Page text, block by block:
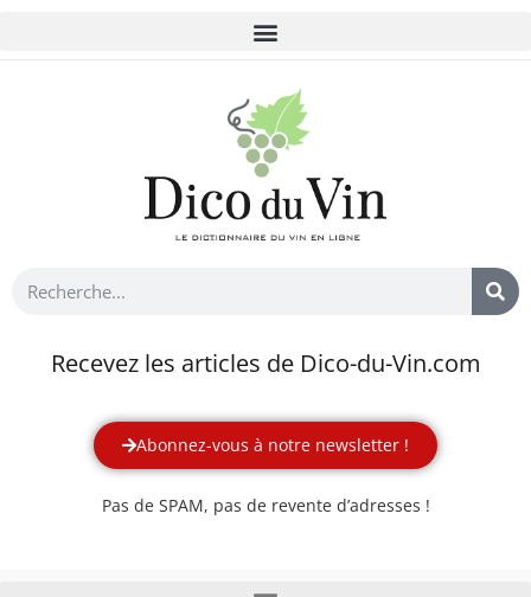
Recevez les articles de Dico-du-Vin.com
Abonnez-vous à notre newsletter !
Pas de SPAM, pas de revente d’adresses !